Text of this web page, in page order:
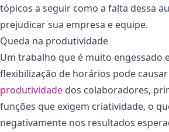
tópicos a seguir como a falta dessa
prejudicar sua empresa e equipe.
Queda na produtividade
Um trabalho que é muito engessado
flexibilização de horários pode
produtividade dos colaboradores,
funções que exigem criatividade, o
negativamente nos resultados